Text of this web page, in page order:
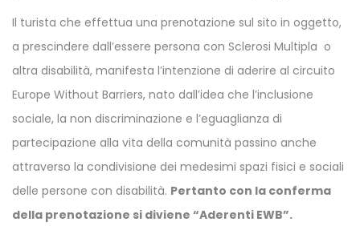
Il turista che effettua una prenotazione sul sito in oggetto,
a prescindere dall’essere persona con Sclerosi Multipla o
altra disabilità, manifesta l’intenzione di aderire al circuito
Europe Without Barriers, nato dall’idea che l’inclusione
sociale, la non discriminazione e l’eguaglianza di
partecipazione alla vita della comunità passino anche
attraverso la condivisione dei medesimi spazi fisici e sociali
delle persone con disabilità. Pertanto con la conferma
della prenotazione si diviene “Aderenti EWB”.